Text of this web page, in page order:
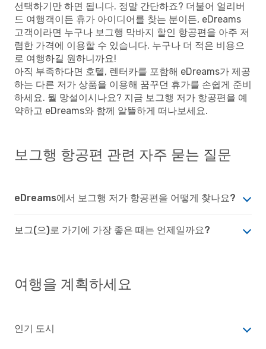
선택하기만 하면 됩니다. 정말 간단하죠? 더불어 얼리버
드 여행객이든 휴가 아이디어를 찾는 분이든, eDreams
고객이라면 누구나 보그행 막바지 할인 항공편을 아주 저
렴한 가격에 이용할 수 있습니다. 누구나 더 적은 비용으
로 여행하길 원하니까요!
아직 부족하다면 호텔, 렌터카를 포함해 eDreams가 제공
하는 다른 저가 상품을 이용해 꿈꾸던 휴가를 손쉽게 준비
하세요. 뭘 망설이시나요? 지금 보그행 저가 항공편을 예
약하고 eDreams와 함께 알뜰하게 떠나보세요.
보그행 항공편 관련 자주 묻는 질문
eDreams에서 보그행 저가 항공편을 어떻게 찾나요?
보그(으)로 가기에 가장 좋은 때는 언제일까요?
여행을 계획하세요
인기 도시